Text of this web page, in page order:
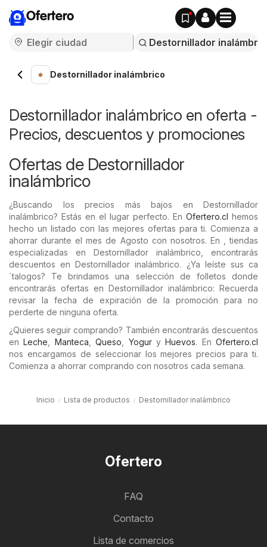
Ofertero
Destornillador inalámbrico
Destornillador inalámbrico en oferta -
Precios, descuentos y promociones
Ofertas de Destornillador
inalámbrico
¿Buscando los precios más bajos en Destornillador
inalámbrico? Estás en el lugar perfecto. En Ofertero.cl hemos
hecho un listado con las mejores ofertas para ti. Comienza a
ahorrar durante el mes de Agosto con nosotros. En , tiendas
especializadas en Destornillador inalámbrico, encontrarás
descuentos en Destornillador inalámbrico. ¿Ya leíste sus ca
´talogos? Te brindamos una selección de folletos donde
encontrarás ofertas en Destornillador inalámbrico: Recuerda
revisar la fecha de expiración de la promoción para no
perderte de ninguna oferta.
¿Quieres seguir comprando? También encontrarás descuentos
enLeche Manteca ,Queso YoguryHuevos. En Ofertero.cl
nos encargamos de seleccionar los mejores precios para ti.
Comienza a ahorrar comprando con nosotros cada semana.
Inicio Lista de productos Destornillador inalámbrico
Ofertero
FAQ
Contacto
Lista de comercios